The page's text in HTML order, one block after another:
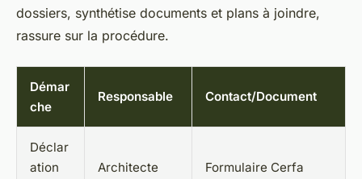
dossiers, synthétise documents et plans à joindre,
rassure sur la procédure.
Démar
che
Responsable Contact/Document
Déclar
ation
Architecte
Formulaire Cerfa